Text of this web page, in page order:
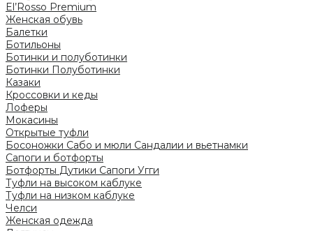
El’Rosso Premium
Женская обувь
Балетки
Ботильоны
Ботинки и полуботинки
Ботинки Полуботинки
Казаки
Кроссовки и кеды
Лоферы
Мокасины
Открытые туфли
Босоножки Сабо и мюли Сандалии и вьетнамки
Сапоги и ботфорты
Ботфорты Дутики Сапоги Угги
Туфли на высоком каблуке
Туфли на низком каблуке
Челси
Женская одежда